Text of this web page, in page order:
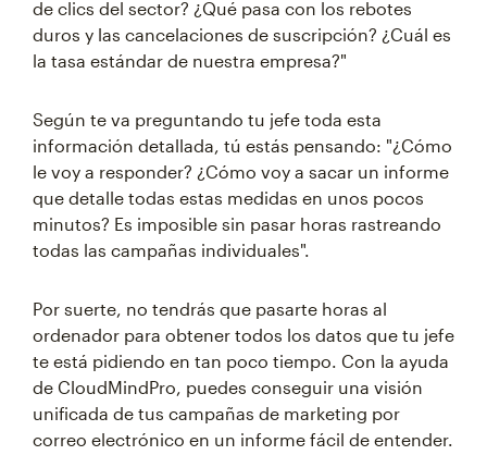
de clics del sector? ¿Qué pasa con los rebotes
duros y las cancelaciones de suscripción? ¿Cuál es
la tasa estándar de nuestra empresa?"
Según te va preguntando tu jefe toda esta
información detallada, tú estás pensando: "¿Cómo
le voy a responder? ¿Cómo voy a sacar un informe
que detalle todas estas medidas en unos pocos
minutos? Es imposible sin pasar horas rastreando
todas las campañas individuales".
Por suerte, no tendrás que pasarte horas al
ordenador para obtener todos los datos que tu jefe
te está pidiendo en tan poco tiempo. Con la ayuda
de CloudMindPro, puedes conseguir una visión
unificada de tus campañas de marketing por
correo electrónico en un informe fácil de entender.